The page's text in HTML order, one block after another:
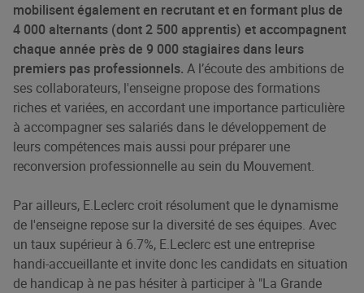
mobilisent également en recrutant et en formant plus de
4 000 alternants (dont 2 500 apprentis) et accompagnent
chaque année près de 9 000 stagiaires dans leurs
premiers pas professionnels. A l’écoute des ambitions de
ses collaborateurs, l'enseigne propose des formations
riches et variées, en accordant une importance particulière
à accompagner ses salariés dans le développement de
leurs compétences mais aussi pour préparer une
reconversion professionnelle au sein du Mouvement.
Par ailleurs, E.Leclerc croit résolument que le dynamisme
de l'enseigne repose sur la diversité de ses équipes. Avec
un taux supérieur à 6.7%, E.Leclerc est une entreprise
handi-accueillante et invite donc les candidats en situation
de handicap à ne pas hésiter à participer à "La Grande